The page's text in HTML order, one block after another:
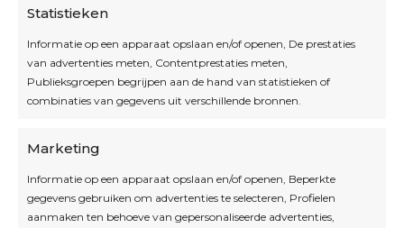
Statistieken
Informatie op een apparaat opslaan en/of openen, De prestaties
van advertenties meten, Contentprestaties meten,
Publieksgroepen begrijpen aan de hand van statistieken of
combinaties van gegevens uit verschillende bronnen.
Marketing
Informatie op een apparaat opslaan en/of openen, Beperkte
gegevens gebruiken om advertenties te selecteren, Profielen
aanmaken ten behoeve van gepersonaliseerde advertenties,
Openingsuren
Blijf op de hoogte